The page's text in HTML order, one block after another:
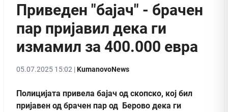
Приведен "бајач" - брачен
пар пријавил дека ги
измамил за 400.000 евра
05.07.2025 15:02 |KumanovoNews
Полицијата привела бајач од скопско, кој бил
пријавен од брачен пар од Берово дека ги